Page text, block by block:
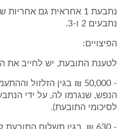
נתבעת 1 אחראית גם
נתבעים 2 ו-3.
הפיצויים:
לטענת התובעת, יש לחייב את
- 50,000 ₪ בגין הזלזול
לסיכומי התובעת).